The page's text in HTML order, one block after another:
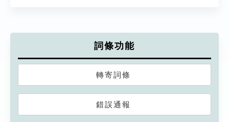
詞條功能
轉寄詞條
錯誤通報